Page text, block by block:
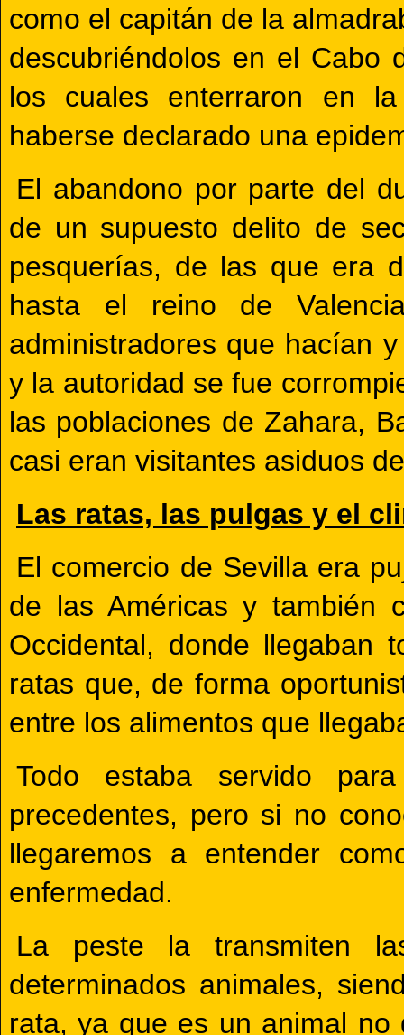
como el capitán de la
descubriéndolos en el Cabo
los cuales enterraron en
haberse declarado una
El abandono por parte del
de un supuesto delito de
pesquerías, de las que era
hasta el reino de
administradores que hacían
y la autoridad se fue
las poblaciones de Zahara,
casi eran visitantes asiduos
Las ratas, las pulgas y el
El comercio de Sevilla era
de las Américas y también
Occidental, donde llegaban
ratas que, de forma
entre los alimentos que
Todo estaba servido
precedentes, pero si no
llegaremos a entender
enfermedad.
La peste la transmiten
determinados animales,
rata, ya que es un animal no